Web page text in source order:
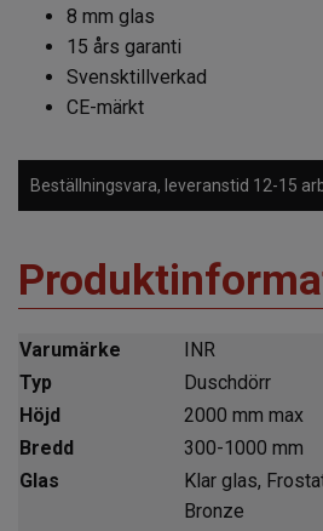
8 mm glas
15 års garanti
Svensktillverkad
CE-märkt
Beställningsvara, leveranstid 12-15
Varumärke
INR
Typ
Duschdörr
Höjd
2000 mm max
Bredd
300-1000 mm
Glas
Klar glas,
Bronze